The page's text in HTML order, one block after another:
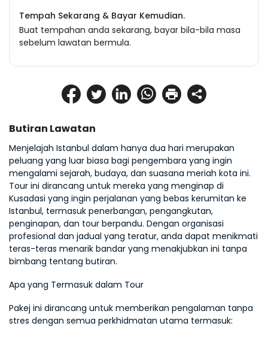
Butiran Lawatan
Menjelajah Istanbul dalam hanya dua hari merupakan
peluang yang luar biasa bagi pengembara yang ingin
mengalami sejarah, budaya, dan suasana meriah kota ini.
Tour ini dirancang untuk mereka yang menginap di
Kusadasi yang ingin perjalanan yang bebas kerumitan ke
Istanbul, termasuk penerbangan, pengangkutan,
penginapan, dan tour berpandu. Dengan organisasi
profesional dan jadual yang teratur, anda dapat menikmati
teras-teras menarik bandar yang menakjubkan ini tanpa
bimbang tentang butiran.
Apa yang Termasuk dalam Tour
Pakej ini dirancang untuk memberikan pengalaman tanpa
stres dengan semua perkhidmatan utama termasuk:
Tempah Sekarang & Bayar Kemudian.
Buat tempahan anda sekarang, bayar bila-bila masa
sebelum lawatan bermula.